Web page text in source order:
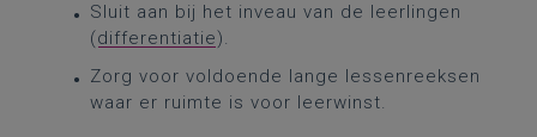
Sluit aan bij het inveau van de leerlingen
(differentiatie).
Zorg voor voldoende lange lessenreeksen
waar er ruimte is voor leerwinst.